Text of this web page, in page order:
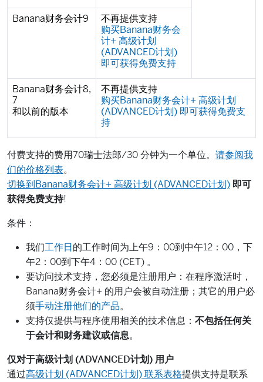
Banana财务会计9
不再提供支持
购买Banana财务会
计+ 高级计划
(ADVANCED计划)
即可获得免费支持
Banana财务会计8,
7
和以前的版本
不再提供支持
购买Banana财务会计+ 高级计划
(ADVANCED计划) 即可获得免费支
持
付费支持的费用70瑞士法郎/30 分钟为一个单位。 请参阅我
们的价格列表。
切换到Banana财务会计+ 高级计划 (ADVANCED计划) 即可
获得免费支持!
条件：
我们工作日的工作时间为上午9：00到中午12：00，下
午2：00到下午4：00 (CET) 。
要访问技术支持，您必须是注册用户：在程序激活时，
Banana财务会计+ 的用户会被自动注册；其它的用户必
须手动注册他们的产品。
支持仅提供与程序使用相关的技术信息： 不包括任何关
于会计和财务建议或信息。
仅对于高级计划 (ADVANCED计划) 用户
通过高级计划 (ADVANCED计划) 联系表格提供支持是联系